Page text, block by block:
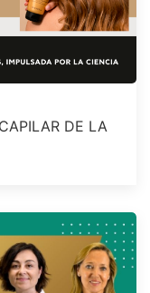
DE LA